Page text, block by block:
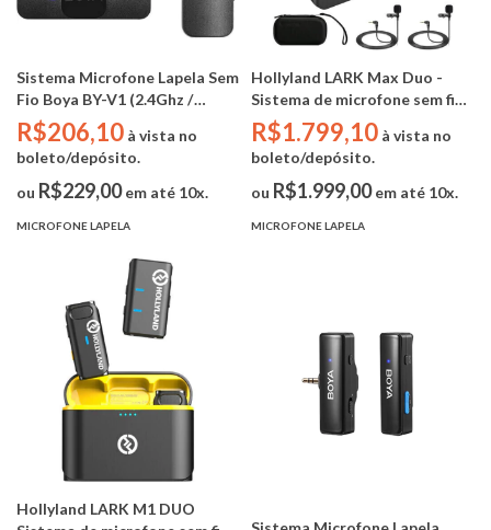
Sistema Microfone Lapela Sem
Fio Boya BY-V1 (2.4Ghz /
Lightning IPhone)
R$206,10 à vista no
boleto/depósito.
ou R$229,00em até 10x.
MICROFONE LAPELA
Hollyland LARK Max Duo -
Sistema de microfone sem fio
para 2 pessoas com 2 lapelas
omnidirecional Hollyland
LARK MAX HL-OLM02 (2,4
GHz / 250m / Tela Amoled /
R$1.799,10 à vista no
boleto/depósito.
ou R$1.999,00em até 10x.
MICROFONE LAPELA
Hollyland LARK M1 DUO